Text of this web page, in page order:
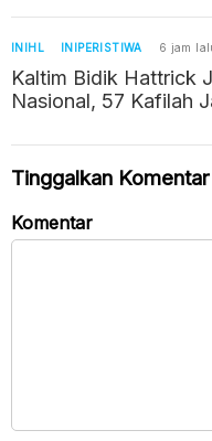
INIHL INIPERISTIWA 6 jam
Kaltim Bidik Hattrick
Nasional, 57 Kafilah
Tinggalkan Komentar
Komentar